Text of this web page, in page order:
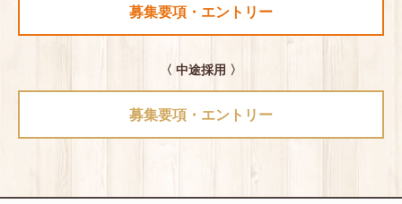
募集要項・エントリー
〈 中途採用 〉
募集要項・エントリー